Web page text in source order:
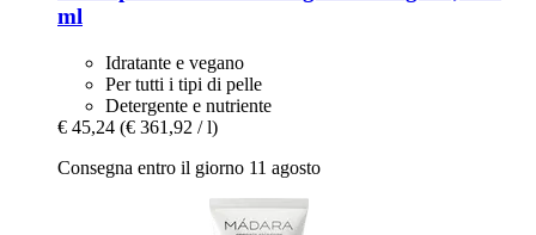
ml
Idratante e vegano
Per tutti i tipi di pelle
Detergente e nutriente
€ 45,24 (€ 361,92 / l)
Consegna entro il giorno 11 agosto